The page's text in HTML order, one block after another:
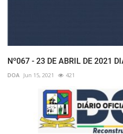
Nº067 - 23 DE ABRIL DE 2021
DOA Jun 15, 2021 421